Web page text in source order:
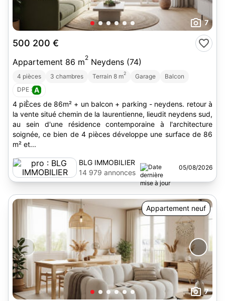
7
500 200 €
Appartement 86 m2 Neydens (74)
4 pièces 3 chambres Terrain 8 m2 Garage
Balcon
DPE : A
4 piÈces de 86m² + un balcon + parking - neydens. retour à
la vente situé chemin de la laurentienne, lieudit neydens sud,
au sein d'une résidence contemporaine à l'architecture
soignée, ce bien de 4 pièces développe une surface de 86
m² et...
BLG IMMOBILIER
14 979 annonces
05/08/2026
Appartement neuf
7